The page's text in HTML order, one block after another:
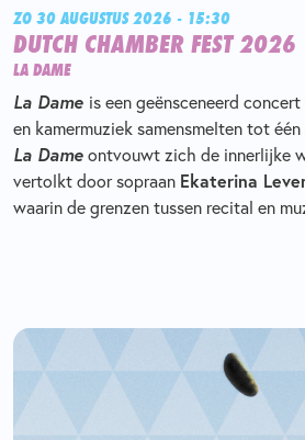
ZO 30 AUGUSTUS 2026 - 15:30
DUTCH CHAMBER FEST 2026
LA DAME
La Dame is een geënsceneerd
en kamermuziek samensmelten tot
La Dame ontvouwt zich de innerlijke
vertolkt door sopraan Ekaterina
waarin de grenzen tussen recital en